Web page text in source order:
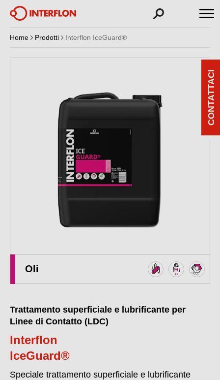
Home Prodotti Interflon IceGuard®
Oli
Trattamento superficiale e lubrificante per
Linee di Contatto (LDC)
Interflon
IceGuard®
Speciale trattamento superficiale e lubrificante
CONTATTACI